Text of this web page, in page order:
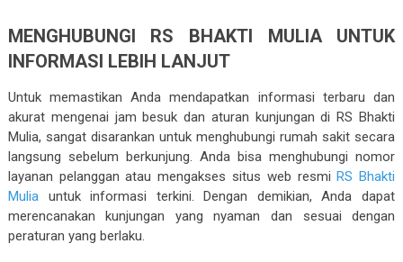
MENGHUBUNGI RS BHAKTI MULIA UNTUK
INFORMASI LEBIH LANJUT
Untuk memastikan Anda mendapatkan informasi terbaru dan
akurat mengenai jam besuk dan aturan kunjungan di RS Bhakti
Mulia, sangat disarankan untuk menghubungi rumah sakit secara
langsung sebelum berkunjung. Anda bisa menghubungi nomor
layanan pelanggan atau mengakses situs web resmiRS Bhakti
Muliauntuk informasi terkini. Dengan demikian, Anda dapat
merencanakan kunjungan yang nyaman dan sesuai dengan
peraturan yang berlaku.